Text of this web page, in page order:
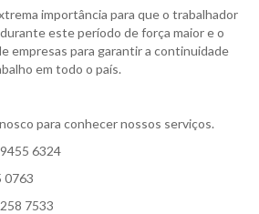
importância para que o trabalhador
este período de força maior e o
empresas para garantir a continuidade
em todo o país.
para conhecer nossos serviços.
6324
0763
7533